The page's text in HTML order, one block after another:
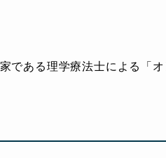
ある理学療法士による「オ